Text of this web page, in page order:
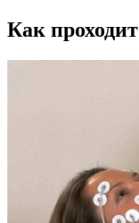
Как проходит